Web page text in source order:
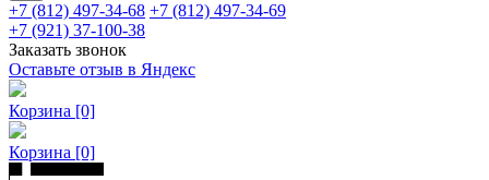
+7 (812) 497-34-68 +7 (812) 497-34-69
+7 (921) 37-100-38
Заказать звонок
Оставьте отзыв в Яндекс
Корзина [0]
Корзина [0]